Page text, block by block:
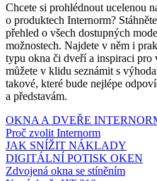
Chcete si prohlédnout ucelenou
o produktech Internorm?
přehled o všech dostupných
možnostech. Najdete v něm i
typu okna či dveří a inspiraci pro
můžete v klidu seznámit s
takové, které bude nejlépe
a představám.
OKNA A DVEŘE
Proč zvolit Internorm
JAK SNÍŽIT NÁKLADY
DIGITÁLNÍ POTISK OKEN
Zdvojená okna se stíněním